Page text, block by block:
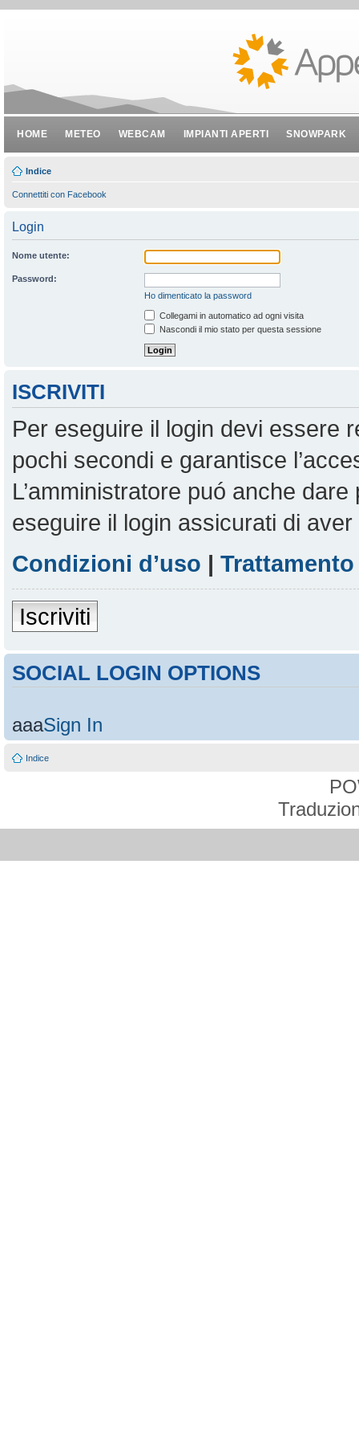
HOME METEO WEBCAM IMPIANTI APERTI SNOWPARK
Indice
Connettiti con Facebook
Login
Nome utente:
Password:
Ho dimenticato la password
Collegami in automatico ad ogni visita
Nascondi il mio stato per questa sessione
ISCRIVITI
Per eseguire il login devi essere
pochi secondi e garantisce
L’amministratore puó anche
eseguire il login assicurati di
Condizioni d’uso |
Iscriviti
SOCIAL LOGIN OPTIONS
aaaSign In
Indice